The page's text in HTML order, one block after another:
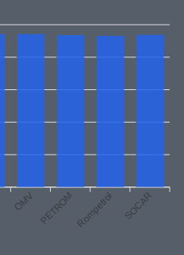
OMV PETROMRompetrol SOCAR